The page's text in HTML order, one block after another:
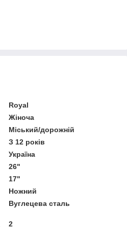
Royal
Жіноча
Міський/дорожній
З 12 років
Україна
26"
17"
Ножний
Вуглецева сталь
2